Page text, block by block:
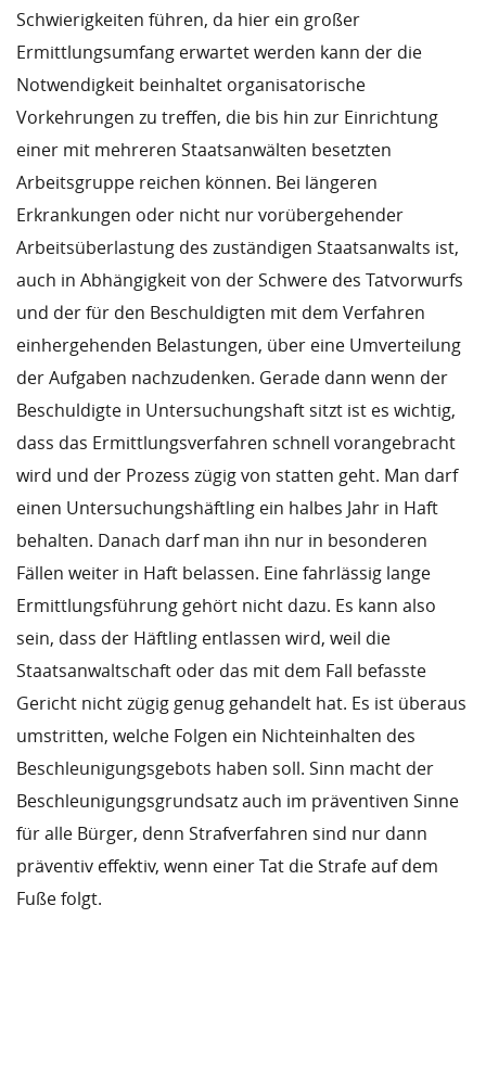
Schwierigkeiten führen, da hier ein großer
Ermittlungsumfang erwartet werden kann der die
Notwendigkeit beinhaltet organisatorische
Vorkehrungen zu treffen, die bis hin zur Einrichtung
einer mit mehreren Staatsanwälten besetzten
Arbeitsgruppe reichen können. Bei längeren
Erkrankungen oder nicht nur vorübergehender
Arbeitsüberlastung des zuständigen Staatsanwalts ist,
auch in Abhängigkeit von der Schwere des Tatvorwurfs
und der für den Beschuldigten mit dem Verfahren
einhergehenden Belastungen, über eine Umverteilung
der Aufgaben nachzudenken. Gerade dann wenn der
Beschuldigte in Untersuchungshaft sitzt ist es wichtig,
dass das Ermittlungsverfahren schnell vorangebracht
wird und der Prozess zügig von statten geht. Man darf
einen Untersuchungshäftling ein halbes Jahr in Haft
behalten. Danach darf man ihn nur in besonderen
Fällen weiter in Haft belassen. Eine fahrlässig lange
Ermittlungsführung gehört nicht dazu. Es kann also
sein, dass der Häftling entlassen wird, weil die
Staatsanwaltschaft oder das mit dem Fall befasste
Gericht nicht zügig genug gehandelt hat. Es ist überaus
umstritten, welche Folgen ein Nichteinhalten des
Beschleunigungsgebots haben soll. Sinn macht der
Beschleunigungsgrundsatz auch im präventiven Sinne
für alle Bürger, denn Strafverfahren sind nur dann
präventiv effektiv, wenn einer Tat die Strafe auf dem
Fuße folgt.